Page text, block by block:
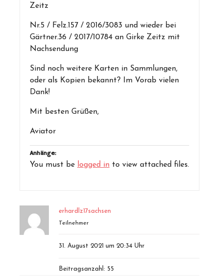
Zeitz
Nr.5 / Felz.157 / 2016/3083 und wieder bei
Gärtner.36 / 2017/10784 an Girke Zeitz mit
Nachsendung
Sind noch weitere Karten in Sammlungen,
oder als Kopien bekannt? Im Vorab vielen
Dank!
Mit besten Grüßen,
Aviator
Anhänge:
You must be logged in to view attached files.
erhardlz17sachsen
Teilnehmer
31. August 2021 um 20:34 Uhr
Beitragsanzahl: 55